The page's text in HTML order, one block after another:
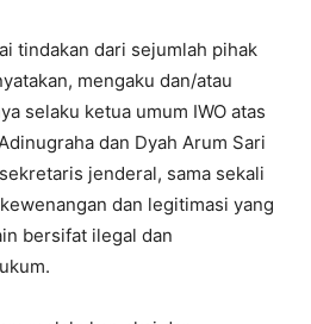
tindakan dari sejumlah pihak
mengaku dan/atau
selaku ketua umum IWO atas
dan Dyah Arum Sari
jenderal, sama sekali
dan legitimasi yang
bersifat ilegal dan